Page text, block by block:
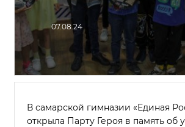
07.08.24
В самарской гимназии «Единая
открыла Парту Героя в память об